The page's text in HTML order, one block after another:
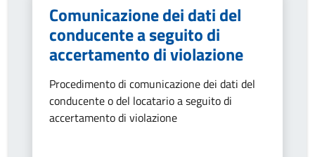
Comunicazione dei dati del
conducente a seguito di
accertamento di violazione
Procedimento di comunicazione dei dati del
conducente o del locatario a seguito di
accertamento di violazione